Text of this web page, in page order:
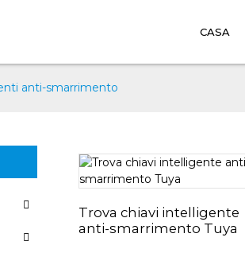
CASA
anti-smarrimento
Trova chiavi intelligente
anti-smarrimento Tuya